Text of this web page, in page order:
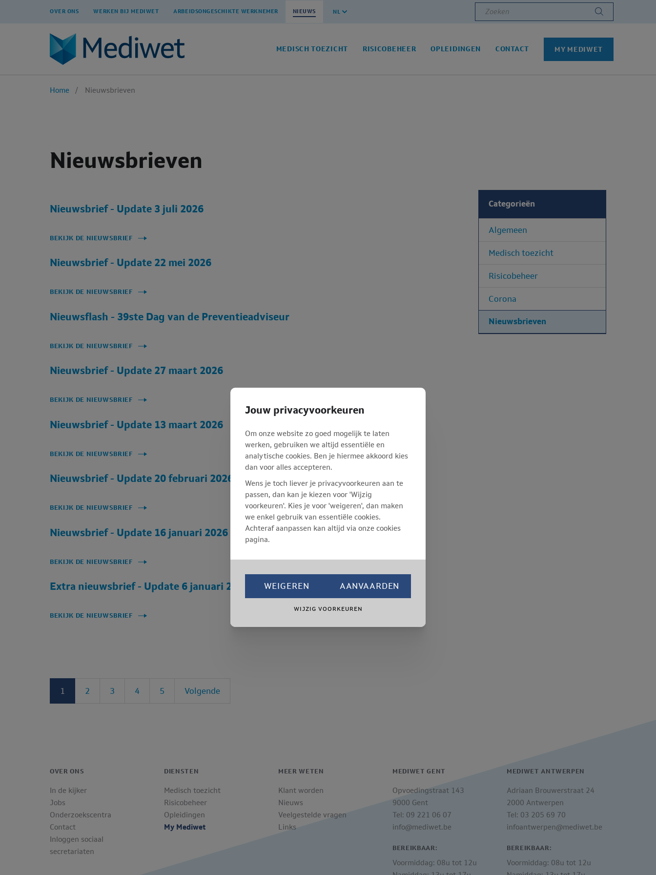
OVER ONS WERKEN BIJ MEDIWET ARBEIDSONGESCHIKTE WERKNEMER NIEUWS NL Zoeken
MEDISCH TOEZICHT RISICOBEHEER OPLEIDINGEN CONTACT MY MEDIWET
Home Nieuwsbrieven
Nieuwsbrieven
Nieuwsbrief - Update 3 juli 2026
BEKIJK DE NIEUWSBRIEF
Nieuwsbrief - Update 22 mei 2026
BEKIJK DE NIEUWSBRIEF
Nieuwsflash - 39ste Dag van de Preventieadviseur
BEKIJK DE NIEUWSBRIEF
Nieuwsbrief - Update 27 maart 2026
BEKIJK DE NIEUWSBRIEF
Nieuwsbrief - Update 13 maart 2026
BEKIJK DE NIEUWSBRIEF
Nieuwsbrief - Update 20 februari 2026
BEKIJK DE NIEUWSBRIEF
Nieuwsbrief - Update 16 januari 2026
BEKIJK DE NIEUWSBRIEF
Extra nieuwsbrief - Update 6 januari 2026
BEKIJK DE NIEUWSBRIEF
1 2 3 4 5 Volgende
Categorieën
Algemeen
Medisch toezicht
Risicobeheer
Corona
Nieuwsbrieven
OVER ONS
In de kijker
Jobs
Onderzoekscentra
Contact
Inloggen sociaal
secretariaten
DIENSTEN
Medisch toezicht
Risicobeheer
Opleidingen
My Mediwet
MEER WETEN
Klant worden
Nieuws
Veelgestelde vragen
Links
MEDIWET GENT
Opvoedingstraat 143
9000 Gent
Tel: 09 221 06 07
info@mediwet.be
BEREIKBAAR:
Voormiddag: 08u tot 12u
MEDIWET ANTWERPEN
Adriaan Brouwerstraat 24
2000 Antwerpen
Tel: 03 205 69 70
infoantwerpen@mediwet.be
BEREIKBAAR:
Voormiddag: 08u tot 12u
Jouw privacyvoorkeuren
Om onze website zo goed mogelijk te laten
werken, gebruiken we altijd essentiële en
analytische cookies. Ben je hiermee akkoord kies
dan voor alles accepteren.
Wens je toch liever je privacyvoorkeuren aan te
passen, dan kan je kiezen voor 'Wijzig
voorkeuren'. Kies je voor 'weigeren', dan maken
we enkel gebruik van essentiële cookies.
Achteraf aanpassen kan altijd via onze cookies
pagina.
WEIGEREN AANVAARDEN
WIJZIG VOORKEUREN